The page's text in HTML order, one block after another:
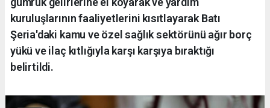
kuruluşlarının faaliyetlerini kısıtlayarak Batı
Şeria'daki kamu ve özel sağlık sektörünü ağır borç
yükü ve ilaç kıtlığıyla karşı karşıya bıraktığı
belirtildi.